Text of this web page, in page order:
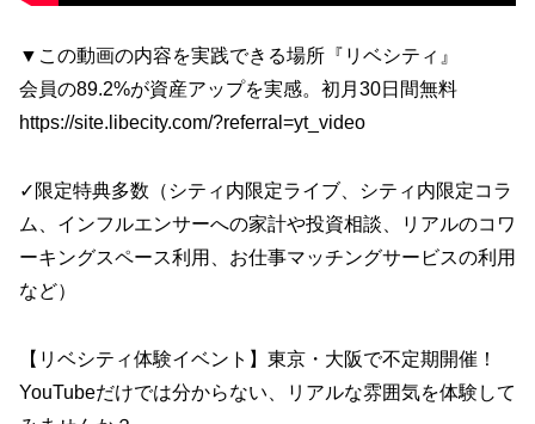
▼この動画の内容を実践できる場所『リベシティ』
会員の89.2%が資産アップを実感。初月30日間無料
https://site.libecity.com/?referral=yt_video
✓限定特典多数（シティ内限定ライブ、シティ内限定コラ
ム、インフルエンサーへの家計や投資相談、リアルのコワ
ーキングスペース利用、お仕事マッチングサービスの利用
など）
【リベシティ体験イベント】東京・大阪で不定期開催！
YouTubeだけでは分からない、リアルな雰囲気を体験して